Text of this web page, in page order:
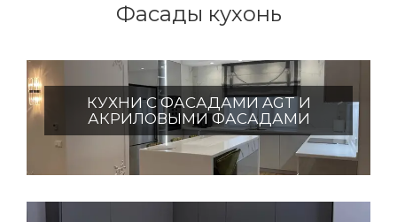
Фасады кухонь
КУХНИ С ФАСАДАМИ AGT И
АКРИЛОВЫМИ ФАСАДАМИ